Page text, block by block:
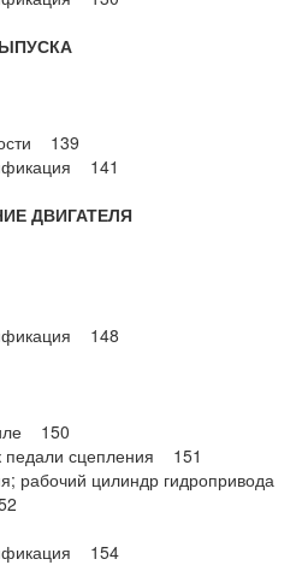
139
141
ДВИГАТЕЛЯ
148
150
педали сцепления 151
рабочий цилиндр гидропривода
154